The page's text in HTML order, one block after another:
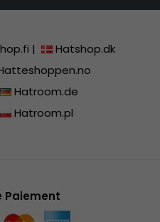
|
Hatshop.dk
Hatroom.de
Hatroom.pl
Paiement